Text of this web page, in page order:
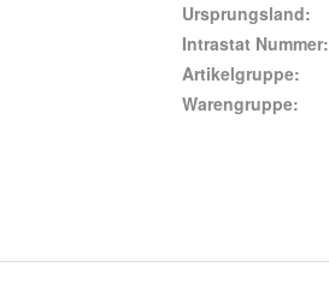
Ursprungsland:
Intrastat Nummer:
Artikelgruppe:
Warengruppe: